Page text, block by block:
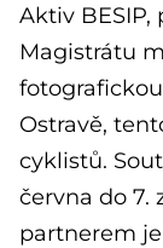
Aktiv
Magistrátu
Ostravě,
cyklistů.
června do 7.
partnerem